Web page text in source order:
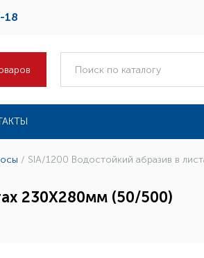
18
/ SIA/1200 Водостойкий абразив в
230Х280мм (50/500)